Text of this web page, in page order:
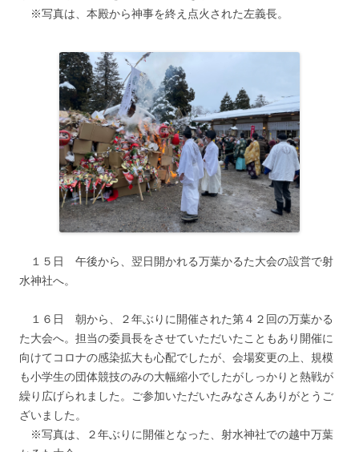
※写真は、本殿から神事を終え点火された左義長。
１５日 午後から、翌日開かれる万葉かるた大会の設営で射
水神社へ。
１６日 朝から、２年ぶりに開催された第４２回の万葉かる
た大会へ。担当の委員長をさせていただいたこともあり開催に
向けてコロナの感染拡大も心配でしたが、会場変更の上、規模
も小学生の団体競技のみの大幅縮小でしたがしっかりと熱戦が
繰り広げられました。ご参加いただいたみなさんありがとうご
ざいました。
※写真は、２年ぶりに開催となった、射水神社での越中万葉